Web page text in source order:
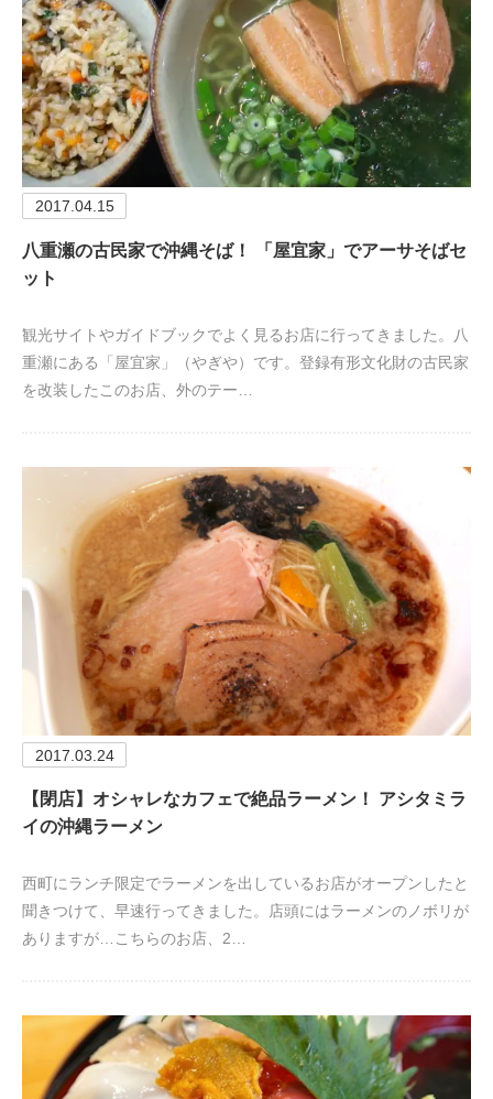
2017.04.15
八重瀬の古民家で沖縄そば！ 「屋宜家」でアーサそばセ
ット
観光サイトやガイドブックでよく見るお店に行ってきました。八
重瀬にある「屋宜家」（やぎや）です。登録有形文化財の古民家
を改装したこのお店、外のテー…
2017.03.24
【閉店】オシャレなカフェで絶品ラーメン！ アシタミラ
イの沖縄ラーメン
西町にランチ限定でラーメンを出しているお店がオープンしたと
聞きつけて、早速行ってきました。店頭にはラーメンのノボリが
ありますが…こちらのお店、2…